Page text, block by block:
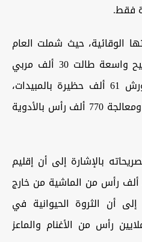
فقط.
الوقائية، حيث شملت العام
الماضي حملات تعقيم وتلقيح واسعة طالت 30 ألف مربي
ماشية في 5 آلاف قرية، ورش 61 ألف حظيرة بالمبيدات،
وغسل 65 ألف رأس ماشية، ومعالجة 770 ألف رأس بالأدوية
بالإشارة إلى أن إقليم
كوردستان استورد قرابة 200 ألف رأس من الماشية من خارج
إلى أن الثروة الحيوانية في
تقدر حالياً بنحو 4 ملايين رأس من الأغنام والماعز